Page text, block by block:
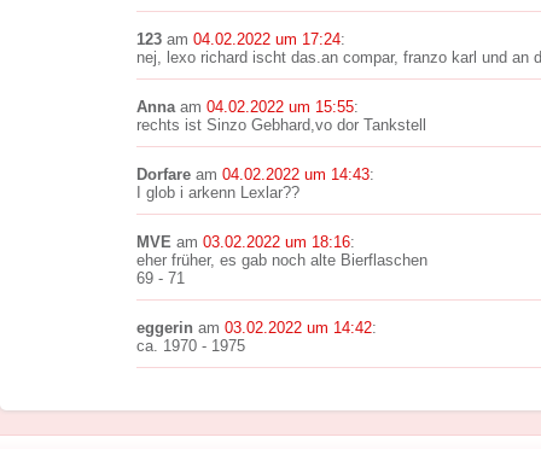
123 am 04.02.2022 um 17:24:
nej, lexo richard ischt das.an compar, franzo karl und an
Annaam 04.02.2022 um 15:55:
rechts ist Sinzo Gebhard,vo dor Tankstell
Dorfare am 04.02.2022 um 14:43:
I glob i arkenn Lexlar??
MVE am 03.02.2022 um 18:16:
eher früher, es gab noch alte Bierflaschen
69 - 71
eggerin am 03.02.2022 um 14:42:
ca. 1970 - 1975